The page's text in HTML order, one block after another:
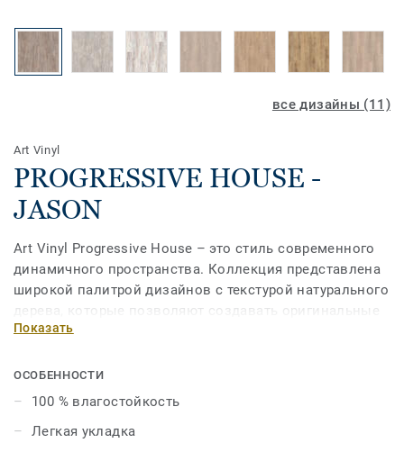
все дизайны (11)
Art Vinyl
PROGRESSIVE HOUSE -
JASON
Art Vinyl Progressive House – это стиль современного
динамичного пространства. Коллекция представлена
широкой палитрой дизайнов c текстурой натурального
дерева, которые позволяют создавать оригинальные
и классические интерьеры. Это простое и доступное,
впишется в любой интерьер. Progressive House – это
безопасное напольное покрытие, которое имеет
Показать
ОСОБЕННОСТИ
100 % влагостойкость
Легкая укладка